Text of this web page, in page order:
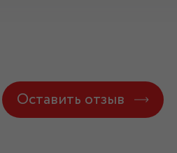
Оставить отзыв